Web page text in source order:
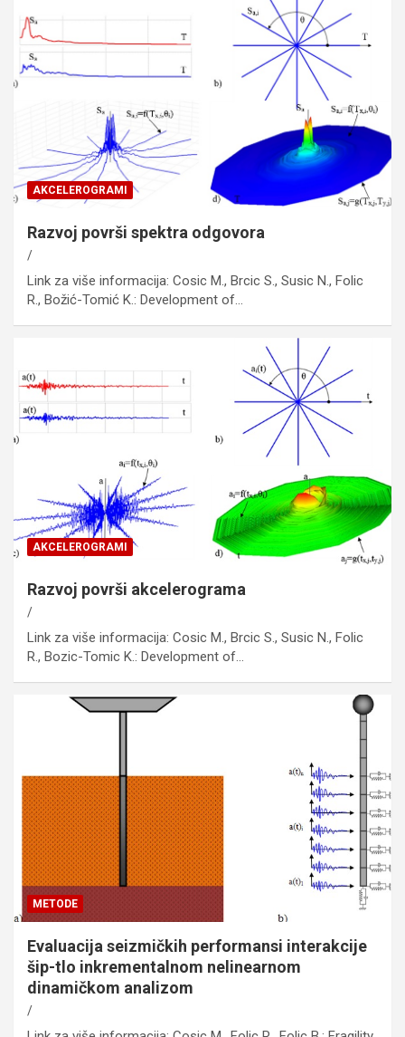
AKCELEROGRAMI
Razvoj površi spektra odgovora
Link za više informacija: Cosic M., Brcic S., Susic N., Folic
R., Božić-Tomić K.: Development of…
AKCELEROGRAMI
Razvoj površi akcelerograma
Link za više informacija: Cosic M., Brcic S., Susic N., Folic
R., Bozic-Tomic K.: Development of…
METODE
Evaluacija seizmičkih performansi interakcije
šip-tlo inkrementalnom nelinearnom
dinamičkom analizom